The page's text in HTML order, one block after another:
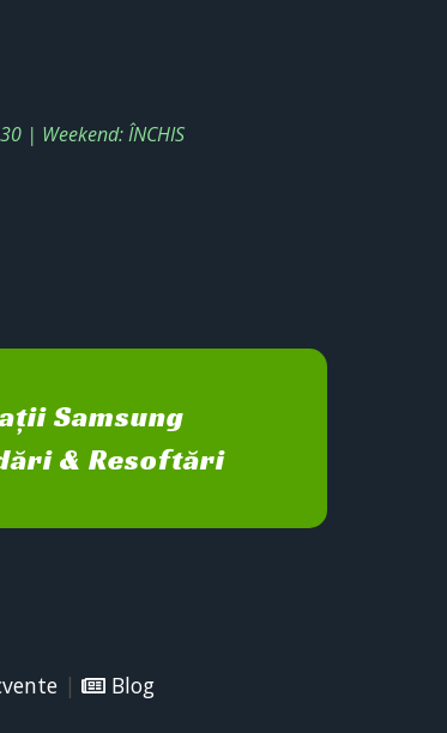
| Weekend: ÎNCHIS
Samsung
& Resoftări
| Blog